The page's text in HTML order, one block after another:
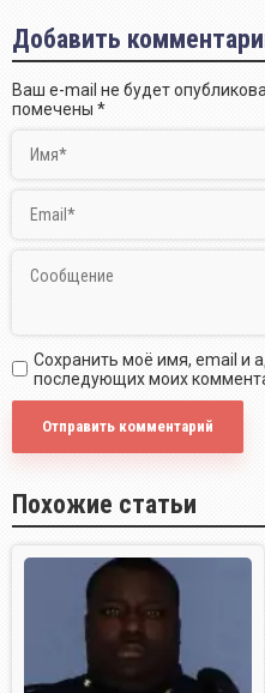
Добавить
Ваш e-mail не будет
помечены *
Сохранить моё имя, email и
последующих моих
Похожие статьи